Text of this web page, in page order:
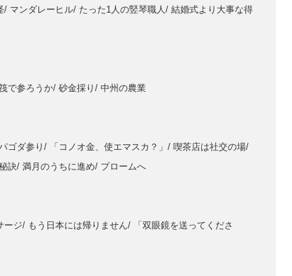
/ マンダレーヒル/ たった1人の竪琴職人/ 結婚式より大事な得
で参ろうか/ 砂金採り/ 中州の農業
ゴダ参り/ 「コノオ金、使エマスカ？」/ 喫茶店は社交の場/
訣/ 満月のうちに進め/ プロームへ
ジ/ もう日本には帰りません/ 「双眼鏡を送ってくださ